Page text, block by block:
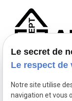
NOUS
Le secret de
Le respect de
Notre site utilise
navigation et vous